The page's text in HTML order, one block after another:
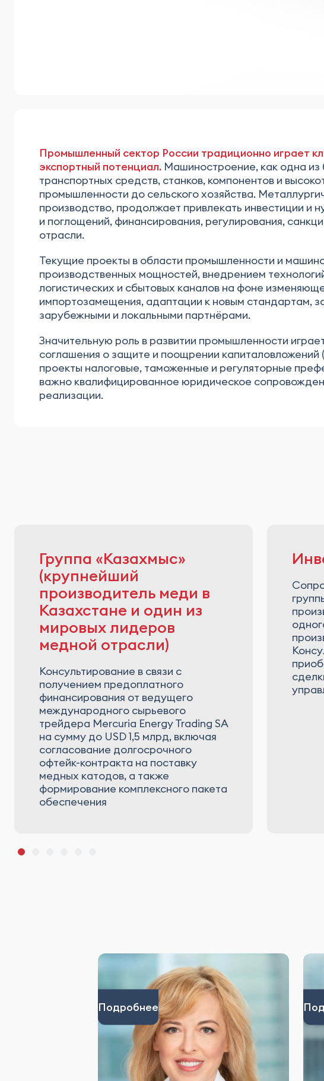
Промышленный сектор России традиционно играет
экспортный потенциал. Машиностроение, как одна
транспортных средств, станков, компонентов и
промышленности до сельского хозяйства.
производство, продолжает привлекать инвестиции
и поглощений, финансирования, регулирования,
отрасли.
Текущие проекты в области промышленности и
производственных мощностей, внедрением
логистических и сбытовых каналов на фоне
импортозамещения, адаптации к новым стандартам,
зарубежными и локальными партнёрами.
Значительную роль в развитии промышленности
соглашения о защите и поощрении
проекты налоговые, таможенные и регуляторные
важно квалифицированное юридическое
реализации.
Группа «Казахмыс»
(крупнейший
производитель меди в
Казахстане и один из
мировых лидеров
медной отрасли)
Консультирование в связи с
получением предоплатного
финансирования от ведущего
международного сырьевого
трейдера Mercuria Energy Trading SA
на сумму до USD 1,5 млрд, включая
согласование долгосрочного
офтейк-контракта на поставку
медных катодов, а также
формирование комплексного пакета
обеспечения
Подробнее